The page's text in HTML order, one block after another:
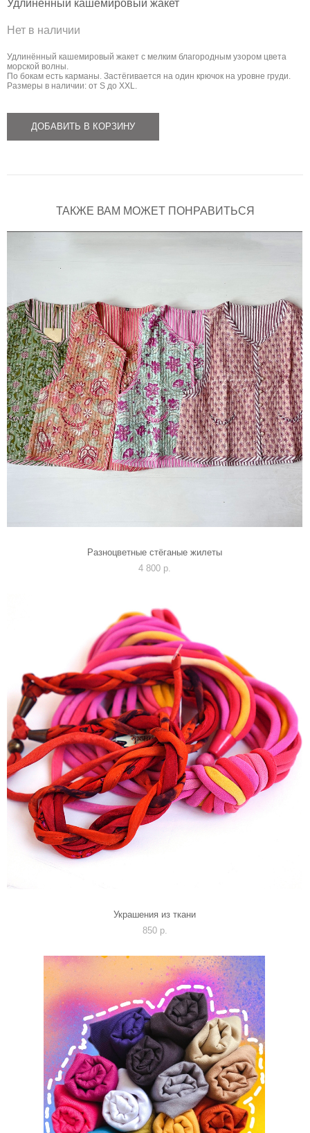
Удлинённый кашемировый жакет
Нет в наличии
Удлинённый кашемировый жакет с мелким благородным узором цвета
морской волны.
По бокам есть карманы. Застёгивается на один крючок на уровне груди.
Размеры в наличии: от S до XXL.
ДОБАВИТЬ В КОРЗИНУ
ТАКЖЕ ВАМ МОЖЕТ ПОНРАВИТЬСЯ
Разноцветные стёганые жилеты
4 800 p.
Украшения из ткани
850 p.